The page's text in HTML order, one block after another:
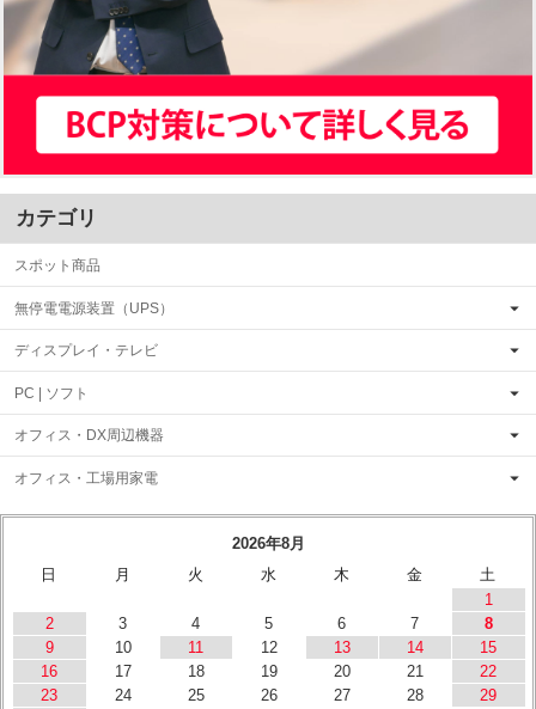
カテゴリ
スポット商品
無停電電源装置（UPS）
ディスプレイ・テレビ
PC | ソフト
オフィス・DX周辺機器
オフィス・工場用家電
2026年8月
日
月 火 水 木 金
土
1
2
3 4 5 6 7
8
9
10 11 12 13 14
15
16
17 18 19 20 21
22
23
24 25 26 27 28
29